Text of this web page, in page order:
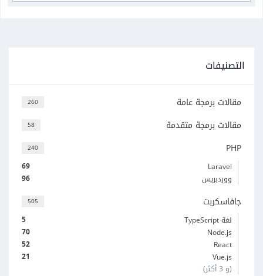
التصنيفات
260 مقالات برمجة عامة
58 مقالات برمجة متقدمة
240 PHP
69
Laravel
96
ووردبريس
505 جافاسكربت
5
لغة TypeScript
70
Node.js
52
React
21
Vue.js
(و 3 أكثر)